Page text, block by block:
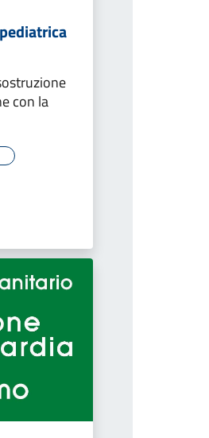
con la